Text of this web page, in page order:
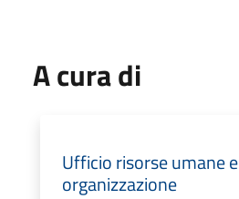
A cura di
Ufficio risorse umane e
organizzazione